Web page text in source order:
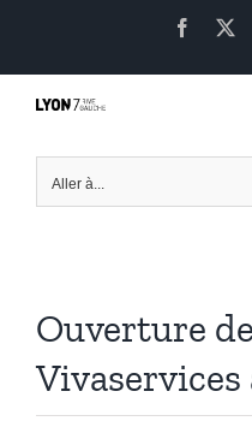
contenu
Aller à...
Ouverture
Vivaservices